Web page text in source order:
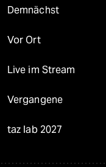
Demnächst
Vor Ort
Live im Stream
Vergangene
taz lab 2027